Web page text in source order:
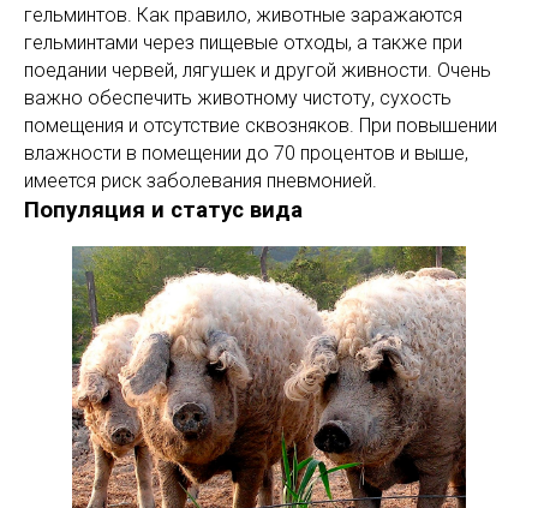
гельминтов. Как правило, животные заражаются
гельминтами через пищевые отходы, а также при
поедании червей, лягушек и другой живности. Очень
важно обеспечить животному чистоту, сухость
помещения и отсутствие сквозняков. При повышении
влажности в помещении до 70 процентов и выше,
имеется риск заболевания пневмонией.
Популяция и статус вида